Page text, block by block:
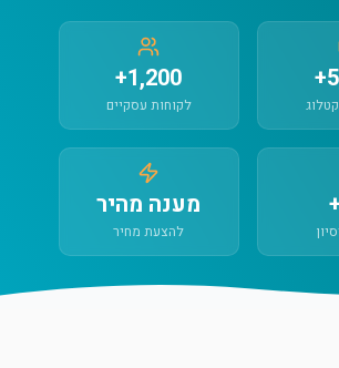
1,200+
לקוחות עסקיים
מענה מהיר
להצעת מחיר